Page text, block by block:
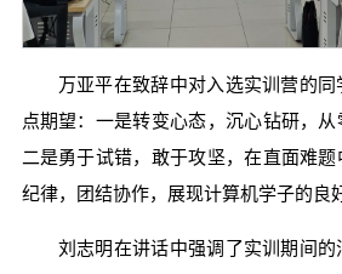
万亚平在致辞中对入选实训营的
点期望：一是转变心态，沉心钻研，从
二是勇于试错，敢于攻坚，在直面难
纪律，团结协作，展现计算机学子的良
刘志明在讲话中强调了实训期间的